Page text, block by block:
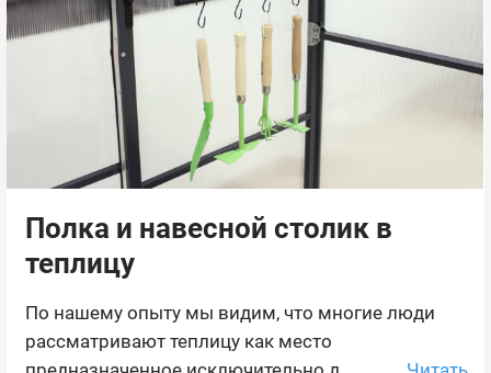
Полка и навесной столик в
теплицу
По нашему опыту мы видим, что многие люди
рассматривают теплицу как место